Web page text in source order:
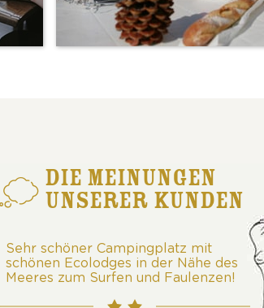
DIE MEINUNGEN
UNSERER KUNDEN
Sehr schöner Campingplatz mit
schönen Ecolodges in der Nähe des
Meeres zum Surfen und Faulenzen!